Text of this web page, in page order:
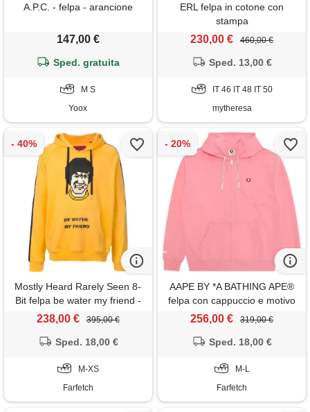
A.P.C. - felpa - arancione
147,00 €
Sped. gratuita
M S
Yoox
ERL felpa in cotone con
stampa
230,00 € 460,00 €
Sped. 13,00 €
IT 46 IT 48 IT 50
mytheresa
Mostly Heard Rarely Seen 8-
Bit felpa be water my friend -
giallo
238,00 € 395,00 €
Sped. 18,00 €
M-XS
Farfetch
AAPE BY *A BATHING APE®
felpa con cappuccio e motivo
cuore - rosa
256,00 € 319,00 €
Sped. 18,00 €
M-L
Farfetch